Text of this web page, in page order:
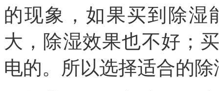
的现象，如果买到除湿
大，除湿效果也不好；
电的。所以选择适合的